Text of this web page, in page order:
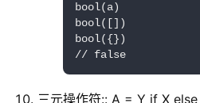
bool(a)
bool([])
bool({})
// false
三元操作符:: A = Y if X